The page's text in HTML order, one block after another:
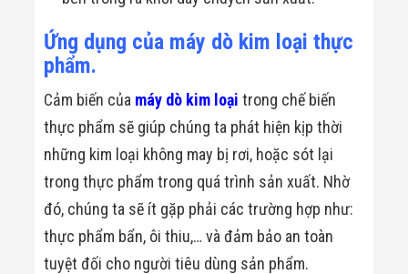
Máy
Logistics
Tin Công Nghệ
Tin Khuyến Mãi
Tin Tuyển Dụng
Liên Hệ
Ứng dụng của máy dò kim loại thực
phẩm.
Cảm biến của máy dò kim loại trong chế biến
thực phẩm sẽ giúp chúng ta phát hiện kịp thời
những kim loại không may bị rơi, hoặc sót lại
trong thực phẩm trong quá trình sản xuất. Nhờ
đó, chúng ta sẽ ít gặp phải các trường hợp như:
thực phẩm bẩn, ôi thiu,… và đảm bảo an toàn
tuyệt đối cho người tiêu dùng sản phẩm.